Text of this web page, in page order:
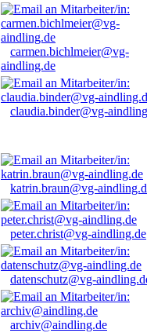
carmen.bichlmeier@vg-
aindling.de
claudia.binder@vg-
katrin.braun@vg-
peter.christ@vg-aindling.de
datenschutz@vg-
archiv@aindling.de